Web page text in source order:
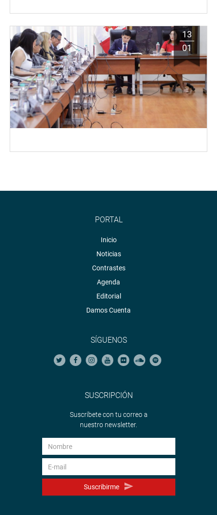
13
01
PORTAL
Inicio
Noticias
Contrastes
Agenda
Editorial
Damos Cuenta
SÍGUENOS
SUSCRIPCIÓN
Suscríbete con tu correo a
nuestro newsletter.
Suscribirme